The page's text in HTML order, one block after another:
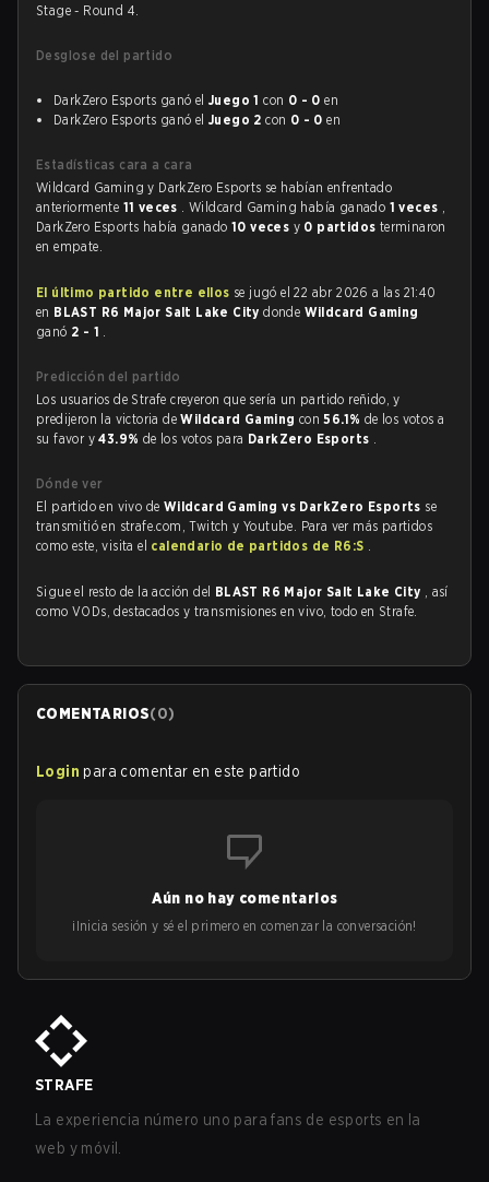
Stage - Round 4.
Desglose del partido
DarkZero Esports ganó el Juego 1 con 0 - 0 en
DarkZero Esports ganó el Juego 2 con 0 - 0 en
Estadísticas cara a cara
Wildcard Gaming y DarkZero Esports se habían enfrentado
anteriormente 11 veces . Wildcard Gaming había ganado 1 veces ,
DarkZero Esports había ganado 10 veces y 0 partidos terminaron
en empate.
El último partido entre ellos se jugó el 22 abr 2026 a las 21:40
en BLAST R6 Major Salt Lake Citydonde Wildcard Gaming
ganó 2 - 1 .
Predicción del partido
Los usuarios de Strafe creyeron que sería un partido reñido, y
predijeron la victoria deWildcard Gaming con56.1% de los votos a
su favor y43.9% de los votos para DarkZero Esports .
Dónde ver
El partido en vivo de Wildcard Gaming vs DarkZero Esports se
transmitió en strafe.com, Twitch y Youtube. Para ver más partidos
como este, visita el calendario de partidos de R6:S .
Sigue el resto de la acción del BLAST R6 Major Salt Lake City , así
como VODs, destacados y transmisiones en vivo, todo en Strafe.
COMENTARIOS(0)
Login para comentar en este partido
Aún no hay comentarios
¡Inicia sesión y sé el primero en comenzar la conversación!
STRAFE
La experiencia número uno para fans de esports en la
web y móvil.